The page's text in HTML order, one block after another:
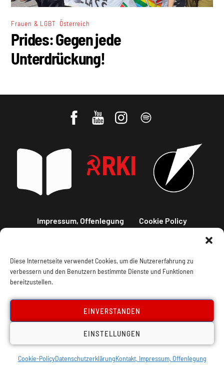
Diese Internetseite verwendet Cookies, um die Nutzererfahrung zu
verbessern und den Benutzern bestimmte Dienste und Funktionen
bereitzustellen.
EINVERSTANDEN
EINSTELLUNGEN
Cookie-PolicyDatenschutzerklärungKontakt, Impressum, Offenlegung
Frauen & LGBT Österreich
Prides: Gegen jede
Unterdrückung!
Impressum, Offenlegung Cookie Policy